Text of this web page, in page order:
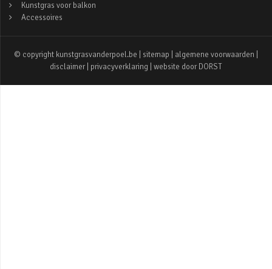
Kunstgras voor balkon
Accessoires
© copyright kunstgrasvanderpoel.be | sitemap algemene voorwaarden
disclaimer
privacyverklaring | website door DORST